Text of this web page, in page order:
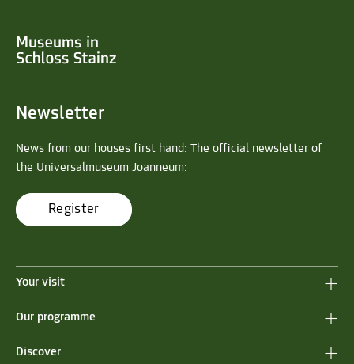
Newsletter
News from our houses first hand: The official newsletter of
the Universalmuseum Joanneum:
Register
Your visit
Our programme
Discover